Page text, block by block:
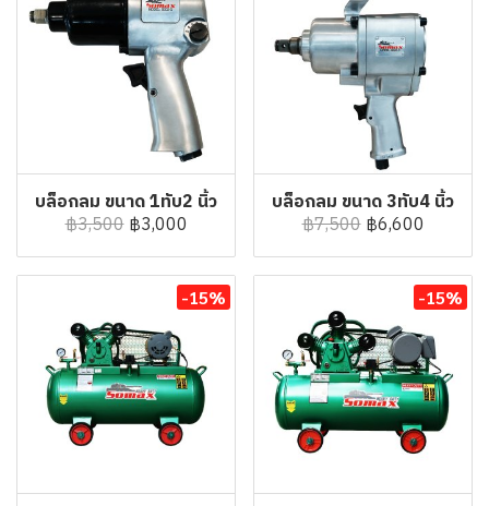
บล็อกลม ขนาด 1ทับ2 นิ้ว
฿3,500 ฿3,000
บล็อกลม ขนาด 3ทับ4 นิ้ว
฿7,500 ฿6,600
-15% -15%